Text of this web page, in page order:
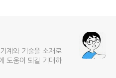
계와 기술을 소재로
도움이 되길 기대하